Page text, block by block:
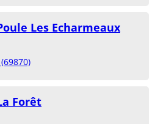
Les Echarmeaux
Forêt